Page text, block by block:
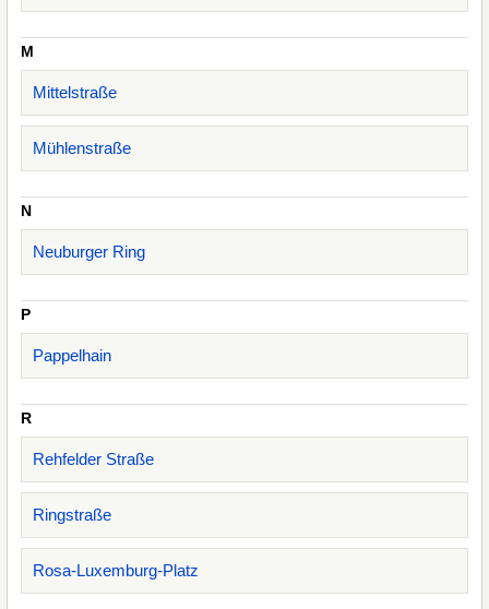
M
Mittelstraße
Mühlenstraße
N
Neuburger Ring
P
Pappelhain
R
Rehfelder Straße
Ringstraße
Rosa-Luxemburg-Platz